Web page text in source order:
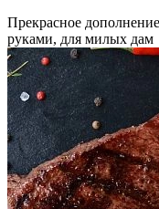
Прекрасное
руками, для милых дам